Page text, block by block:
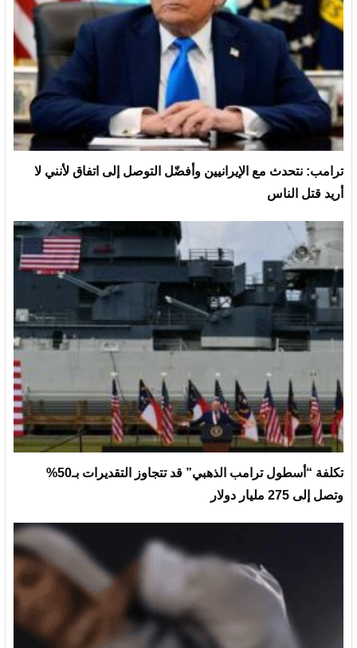
ترامب: نتحدث مع الإيرانيين وأفضّل التوصل إلى اتفاق لأنني لا
أريد قتل الناس
تكلفة “أسطول ترامب الذهبي” قد تتجاوز التقديرات بـ50%
وتصل إلى 275 مليار دولار